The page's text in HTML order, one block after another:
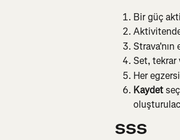
Bir güç
Strava'nın
Set, tekrar
Her
Kaydet
SSS